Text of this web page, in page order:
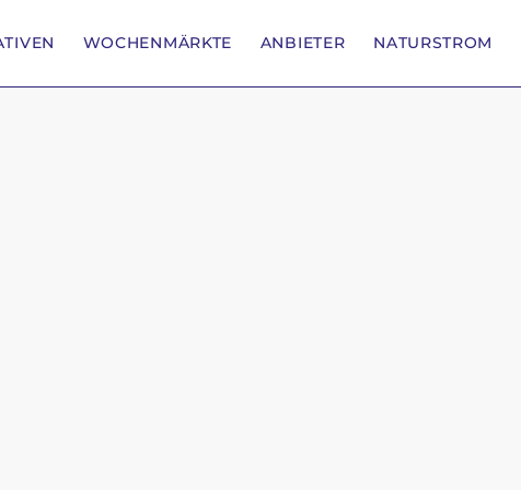
WOCHENMÄRKTE ANBIETER NATURSTROM